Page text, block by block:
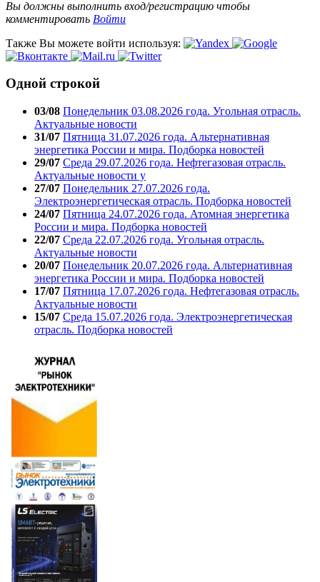
Вы должны выполнить вход/регистрацию чтобы
комментировать Войти
Также Вы можете войти используя:
Одной строкой
03/08 Понедельник 03.08.2026 года. Угольная отрасль.
Актуальные новости
31/07 Пятница 31.07.2026 года. Альтернативная
энергетика России и мира. Подборка новостей
29/07 Среда 29.07.2026 года. Нефтегазовая отрасль.
Актуальные новости у
27/07 Понедельник 27.07.2026 года.
Электроэнергетическая отрасль. Подборка новостей
24/07 Пятница 24.07.2026 года. Атомная энергетика
России и мира. Подборка новостей
22/07 Среда 22.07.2026 года. Угольная отрасль.
Актуальные новости
20/07 Понедельник 20.07.2026 года. Альтернативная
энергетика России и мира. Подборка новостей
17/07 Пятница 17.07.2026 года. Нефтегазовая отрасль.
Актуальные новости
15/07 Среда 15.07.2026 года. Электроэнергетическая
отрасль. Подборка новостей